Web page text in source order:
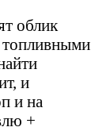
облик
топливными
и
и на
+